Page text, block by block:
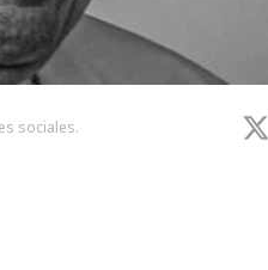
sociales.